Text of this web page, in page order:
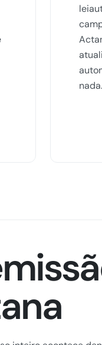
nada.